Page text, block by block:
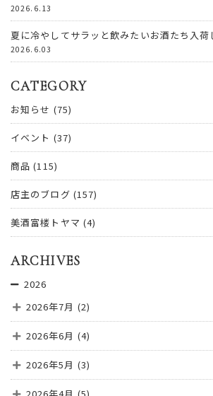
2026.6.13
夏に冷やしてサラッと飲みたいお酒たち入
2026.6.03
CATEGORY
お知らせ (75)
イベント (37)
商品 (115)
店主のブログ (157)
美酒富楼トヤマ (4)
ARCHIVES
2026
2026年7月 (2)
2026年6月 (4)
2026年5月 (3)
2026年4月 (5)